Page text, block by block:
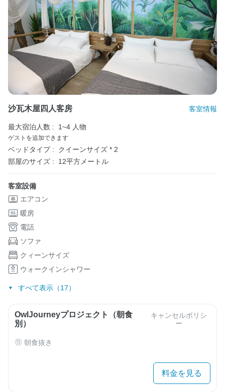
沙瓦木屋四人客房 客室情報
最大宿泊人数 : 1~4 人物
ゲストを追加できます
ベッドタイプ :
クイーンサイズ * 2
部屋のサイズ :
12平方メートル
客室設備
エアコン
暖房
電話
ソファ
クィーンサイズ
ウォークインシャワー
すべて表示（17）
OwlJourneyプロジェクト（朝食
別）
キャンセルポリシ
ー
朝食抜き
料金を見る